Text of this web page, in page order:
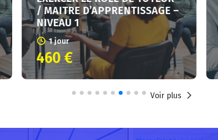
SECURISER LA GESTION DU
CONTRAT DE TRAVAIL
2 jours
1080 €
Voir plus